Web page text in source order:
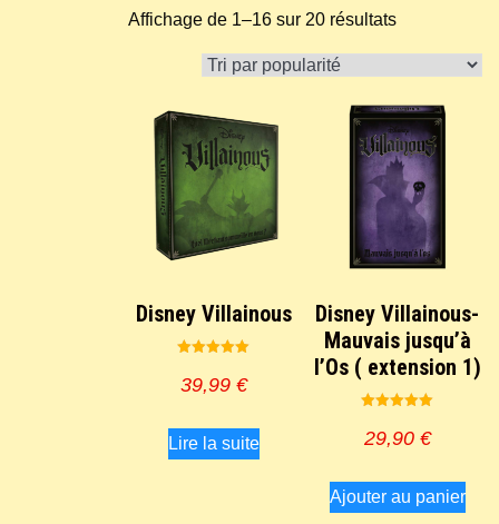
Affichage de 1–16 sur 20 résultatsTrié
par
popularité
Disney Villainous
5.00
sur 5
39,99 €
Lire la suite
Disney Villainous-
Mauvais jusqu’à
l’Os ( extension 1)
5.00
sur 5
29,90 €
Ajouter au panier